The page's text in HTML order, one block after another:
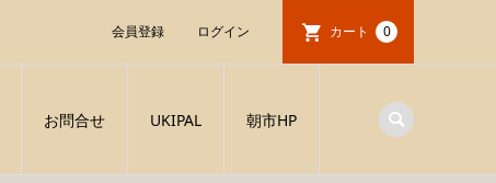
会員登録 ログイン カート 0
お問合せ UKIPAL 朝市HP